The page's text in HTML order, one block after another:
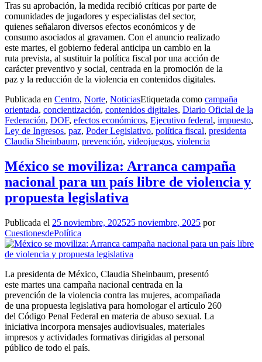
Tras su aprobación, la medida recibió críticas por parte de
comunidades de jugadores y especialistas del sector,
quienes señalaron diversos efectos económicos y de
consumo asociados al gravamen. Con el anuncio realizado
este martes, el gobierno federal anticipa un cambio en la
ruta prevista, al sustituir la política fiscal por una acción de
carácter preventivo y social, centrada en la promoción de la
paz y la reducción de la violencia en contenidos digitales.
Publicada en Centro, Norte, NoticiasEtiquetada como campaña
orientada, concientización, contenidos digitales, Diario Oficial de la
Federación, DOF, efectos económicos, Ejecutivo federal, impuesto,
Ley de Ingresos, paz, Poder Legislativo, política fiscal, presidenta
Claudia Sheinbaum, prevención, videojuegos, violencia
México se moviliza: Arranca campaña
nacional para un país libre de violencia y
propuesta legislativa
Publicada el 25 noviembre, 202525 noviembre, 2025 por
CuestionesdePolítica
La presidenta de México, Claudia Sheinbaum, presentó
este martes una campaña nacional centrada en la
prevención de la violencia contra las mujeres, acompañada
de una propuesta legislativa para homologar el artículo 260
del Código Penal Federal en materia de abuso sexual. La
iniciativa incorpora mensajes audiovisuales, materiales
impresos y actividades formativas dirigidas al personal
público de todo el país.